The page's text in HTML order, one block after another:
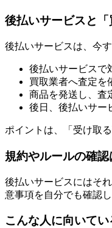
後払いサービスと
後払いサービスは、今
後払いサービスで
買取業者へ査定を
商品を発送し、査
後日、後払いサー
ポイントは、「受け取
規約やルールの確
後払いサービスにはそ
意事項を自分でも確認
こんな人に向いてい